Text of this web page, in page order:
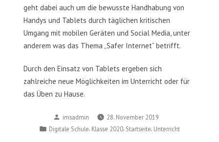
geht dabei auch um die bewusste Handhabung von
Handys und Tablets durch täglichen kritischen
Umgang mit mobilen Geräten und Social Media, unter
anderem was das Thema „Safer Internet“ betrifft.
Durch den Einsatz von Tablets ergeben sich
zahlreiche neue Möglichkeiten im Unterricht oder für
das Üben zu Hause.
Posted
by
imsadmin
28. November 2019
Posted
Digitale Schule, Klasse 2020, Startseite, Unterricht